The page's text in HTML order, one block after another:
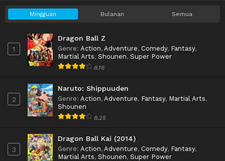
Mingguan Bulanan Semua
1
Dragon Ball Z
Genre: Action, Adventure, Comedy, Fantasy,
Martial Arts, Shounen, Super Power
8.16
2
Naruto: Shippuuden
Genre: Action, Adventure, Fantasy, Martial Arts,
Shounen
8.25
3
Dragon Ball Kai (2014)
Genre: Action, Adventure, Comedy, Fantasy,
Martial Arts, Shounen, Super Power